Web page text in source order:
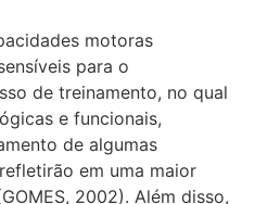
motoras
para o
de treinamento, no qual
e funcionais,
de algumas
em uma maior
2002). Além disso,